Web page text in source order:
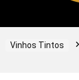
Vinhos Tintos